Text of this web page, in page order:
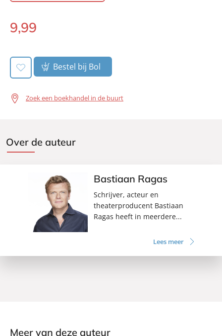
Uitgever:
Lev.
E-
9,99
Bestel bij Bol
Zoek een boekhandel in de buurt
Over de auteur
Bastiaan Ragas
Schrijver, acteur en
theaterproducent Bastiaan
Ragas heeft in meerdere...
Lees meer
Meer van deze auteur